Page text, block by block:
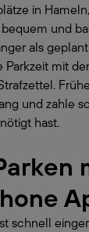
in
und
als
Parkzeit mit
und zahle
hast.
schnell